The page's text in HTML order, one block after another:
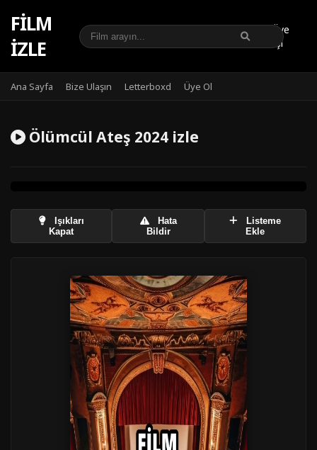
FILM
IZLE
Üye
Girişi
Ana Sayfa Bize Ulaşın Letterboxd Üye Ol
Ölümcül Ateş 2024 izle
Işıkları
Kapat
Hata
Bildir
Listeme
Ekle